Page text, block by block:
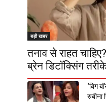
बड़ी खबर
तनाव से राहत
ब्रेन डिटॉक्सिंग
‘बिग
रुबीना